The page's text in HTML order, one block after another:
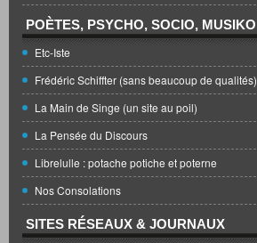
POÈTES, PSYCHO, SOCIO, MUSIKO
Etc-Iste
Frédéric Schiffter (sans beaucoup de qualités)
La Main de Singe (un site au poil)
La Pensée du Discours
Librelulle : potache potiche et poterne
Nos Consolations
SITES RÉSEAUX & JOURNAUX